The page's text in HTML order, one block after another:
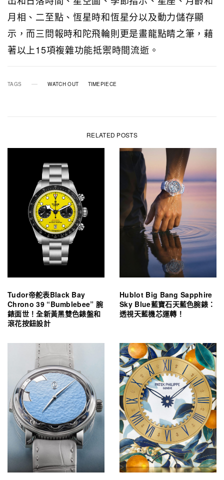
月相、二至點、恆星時和恆星分以及動力儲存顯
示，而三問報時和陀飛輪則更是畫龍點睛之筆，藉
著以上15項複雜功能抵禦時間流逝。
TAGS WATCH OUT TIMEPIECE
RELATED POSTS
Tudor帝舵表Black Bay
Chrono 39 “Bumblebee” 腕
錶面世！全新黃黑雙色錶盤和
滾花按鈕設計
Hublot Big Bang Sapphire
Sky Blue藍寶石天藍色腕錶：
透視天藍機芯運轉！